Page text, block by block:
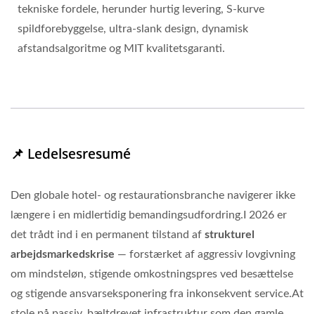
tekniske fordele, herunder hurtig levering, S-kurve
spildforebyggelse, ultra-slank design, dynamisk
afstandsalgoritme og MIT kvalitetsgaranti.
📌 Ledelsesresumé
Den globale hotel- og restaurationsbranche navigerer ikke
længere i en midlertidig bemandingsudfordring.I 2026 er
det trådt ind i en permanent tilstand af strukturel
arbejdsmarkedskrise — forstærket af aggressiv lovgivning
om mindsteløn, stigende omkostningspres ved besættelse
og stigende ansvarseksponering fra inkonsekvent service.At